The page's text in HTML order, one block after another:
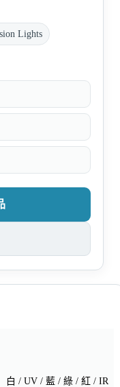
Lights
白 / UV / 藍 / 綠 / 紅 / IR